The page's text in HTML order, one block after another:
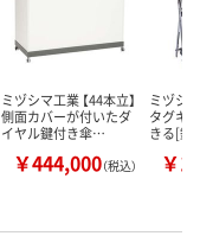
ミヅシマ工業 【44本立】
側面カバーが付いたダ
イヤル鍵付き傘…
￥444,000（税込）
ミヅシ
タグキ
きる[鍵
￥